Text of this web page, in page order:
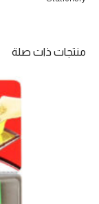
منتجات ذات صلة